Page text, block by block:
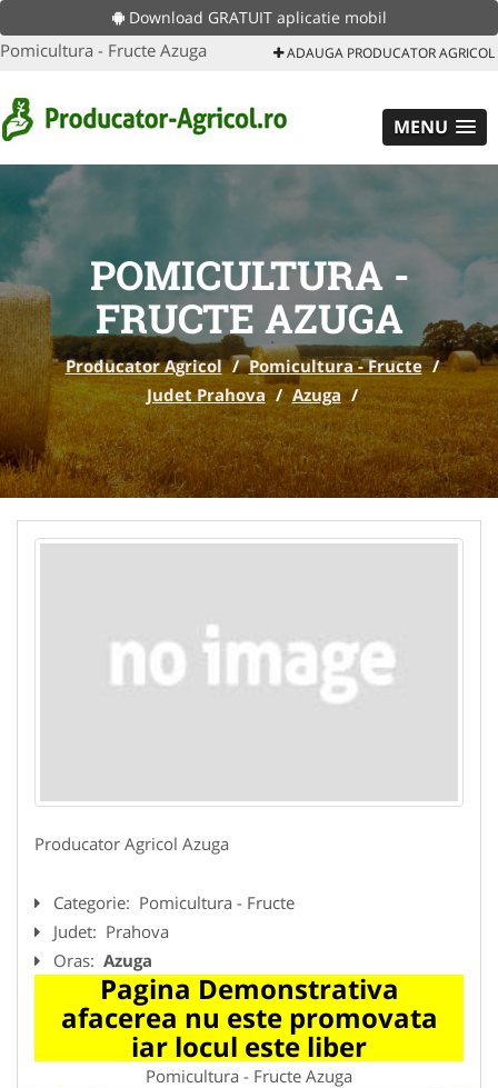
Download GRATUIT aplicatie mobil
Pomicultura - Fructe Azuga ADAUGA PRODUCATOR AGRICOL
MENU
POMICULTURA -
FRUCTE AZUGA
Producator Agricol / Pomicultura - Fructe /
Judet Prahova / Azuga /
Producator Agricol Azuga
Categorie: Pomicultura - Fructe
Judet: Prahova
Oras: Azuga
Pagina Demonstrativa
afacerea nu este promovata
iar locul este liber
Pomicultura - Fructe Azuga